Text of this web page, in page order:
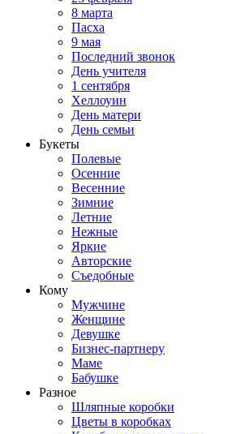
8 марта
Пасха
9 мая
Последний звонок
День учителя
1 сентября
Хеллоуин
День матери
День семьи
Букеты
Полевые
Осенние
Весенние
Зимние
Летние
Нежные
Яркие
Авторские
Съедобные
Кому
Мужчине
Женщине
Девушке
Бизнес-партнеру
Маме
Бабушке
Разное
Шляпные коробки
Цветы в коробках